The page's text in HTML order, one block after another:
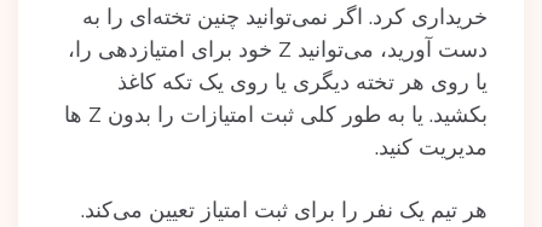
خریداری کرد. اگر نمی‌توانید چنین تخته‌ای را به
دست آورید، می‌توانید Z خود برای امتیازدهی را،
یا روی هر تخته دیگری یا روی یک تکه کاغذ
بکشید. یا به طور کلی ثبت امتیازات را بدون Z ها
مدیریت کنید.
هر تیم یک نفر را برای ثبت امتیاز تعیین می‌کند.